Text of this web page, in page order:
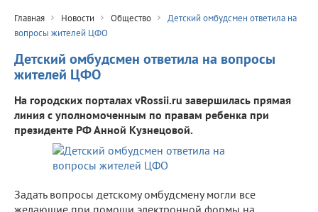
Главная Новости Общество
Детский омбудсмен ответила на
вопросы жителей ЦФО
Детский омбудсмен ответила на вопросы
жителей ЦФО
На городских порталах vRossii.ru завершилась прямая
линия с уполномоченным по правам ребенка при
президенте РФ Анной Кузнецовой.
Задать вопросы детскому омбудсмену могли все
желающие при помощи электронной формы на